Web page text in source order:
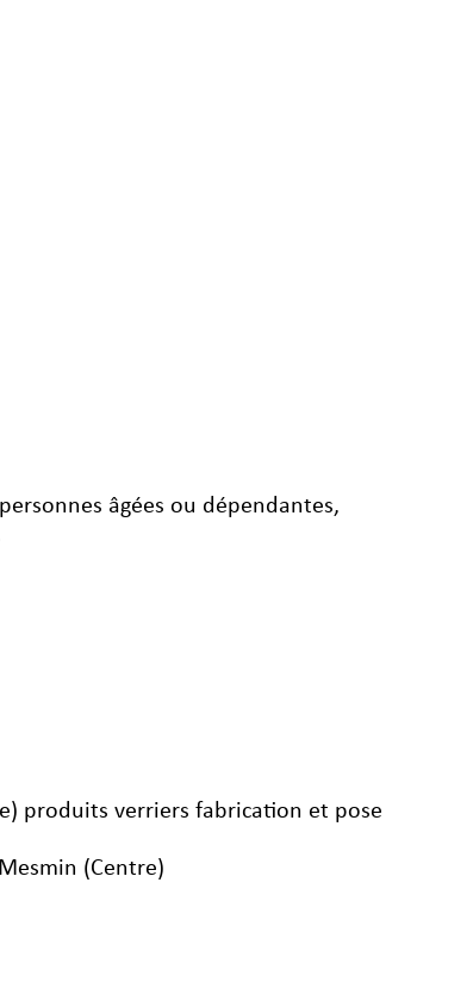
âgées ou dépendantes,
produits verriers fabrication et pose
(Centre)